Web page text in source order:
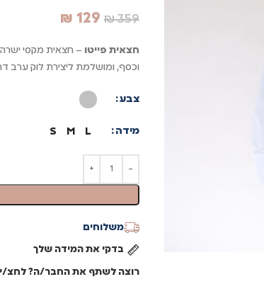
₪359
₪ 129
חצאית פייטו – חצאית מקסי
וכסף, ומושלמת ליצירת לוק ערב
צבע
מידה L
M
S
משלוחים
בדקי את המידה שלך
רוצה לשתף את החבר/ה? לחצ/י